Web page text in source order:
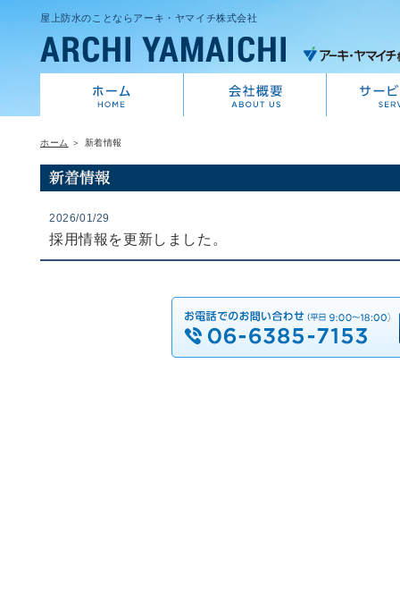
屋上防水のことならアーキ・ヤマイチ株式会社
ホーム ＞ 新着情報
2026/01/29
採用情報を更新しました。